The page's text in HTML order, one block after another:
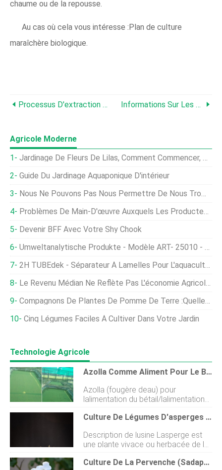
chaume ou de la repousse.
Au cas où cela vous intéresse :Plan de culture
maraîchère biologique.
Processus D'extraction D'huile De Tulsi, Avantages, Les Usages Informations Sur Les Prix Des Tracteurs Agricoles En Inde
Agricole Moderne
Jardinage De Fleurs De Lilas, Comment Commencer, Des Astuces, Idées
Guide Du Jardinage Aquaponique D'intérieur
Nous Ne Pouvons Pas Nous Permettre De Nous Tromper, Les Agriculteurs Australiens Parlent Des Objectifs Climatiques
Problèmes De Main-D'œuvre Auxquels Les Producteurs De Porc Sont Confrontés Avec COVID-19
Devenir BFF Avec Votre Shy Chook
Umweltanalytische Produkte - Modèle ART- 25010 - Système Complet De Test De Maturité Des Pommes
2H TUBEdek - Séparateur À Lamelles Pour L'aquaculture
Le Revenu Médian Ne Reflète Pas L'économie Agricole, L'économiste Dit
Compagnons De Plantes De Pomme De Terre :quelles Sont Les Meilleures Plantes De Compagnie Pour Les Pommes De Terre
Cinq Légumes Faciles À Cultiver Dans Votre Jardin
Technologie Agricole
Azolla Comme Aliment Pour Le Bétail (animaux/volaille/poisson)
Azolla (fougère deau) pour
lalimentation du bétail/lalimentation
animale LAzolla (Azolla sp.) est une
plante très productive. Azolla est un
aquatiques de la famille des
Salviniacées. Il est riche en protéines
au goût des poulets, les cochons, la
Culture De Légumes D'asperges D'Afrique Du Sud
Description de lusine Lasperge est
une plante vivace ou herbacée de la
famille des Asparagacées. La plante
pousse sous terre à partir dun
Culture De La Pervenche (Sadaphuli)